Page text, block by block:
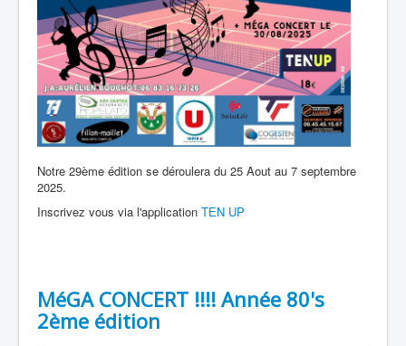
Notre 29ème édition se déroulera du 25 Aout au 7 septembre
2025.
Inscrivez vous via l'application TEN UP
MéGA CONCERT !!!! Année 80's
2ème édition